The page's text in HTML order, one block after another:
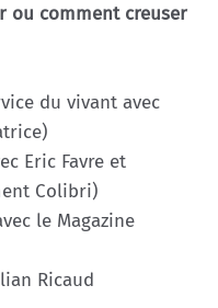
ou comment creuser
du vivant avec
Eric Favre et
Colibri)
le Magazine
Ricaud